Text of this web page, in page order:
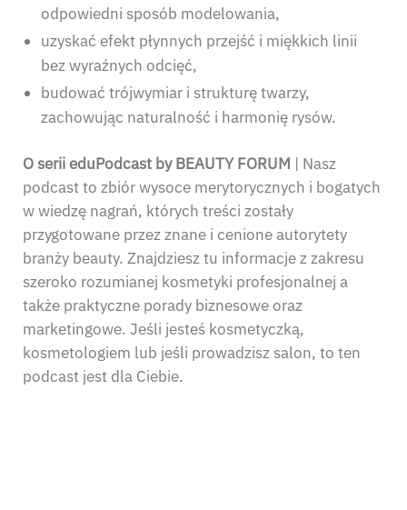
odpowiedni sposób modelowania,
uzyskać efekt płynnych przejść i miękkich linii
bez wyraźnych odcięć,
budować trójwymiar i strukturę twarzy,
zachowując naturalność i harmonię rysów.
O serii eduPodcast by BEAUTY FORUM | Nasz
podcast to zbiór wysoce merytorycznych i bogatych
w wiedzę nagrań, których treści zostały
przygotowane przez znane i cenione autorytety
branży beauty. Znajdziesz tu informacje z zakresu
szeroko rozumianej kosmetyki profesjonalnej a
także praktyczne porady biznesowe oraz
marketingowe. Jeśli jesteś kosmetyczką,
kosmetologiem lub jeśli prowadzisz salon, to ten
podcast jest dla Ciebie.